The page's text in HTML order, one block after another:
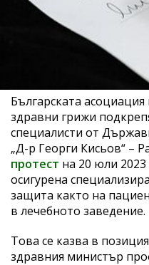
Българската
здравни грижи
специалисти от
„Д-р Георги Кисьов“ –
протест на 20 юли 2023
осигурена
защита както на
в лечебното заведение.
Това се казва в
здравния министър